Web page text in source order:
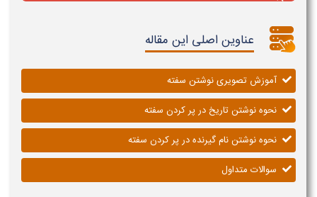
عناوین اصلی این مقاله
آموزش تصویری نوشتن سفته
نحوه نوشتن تاریخ در پر کردن سفته
نحوه نوشتن نام گیرنده در پر کردن سفته
سوالات متداول